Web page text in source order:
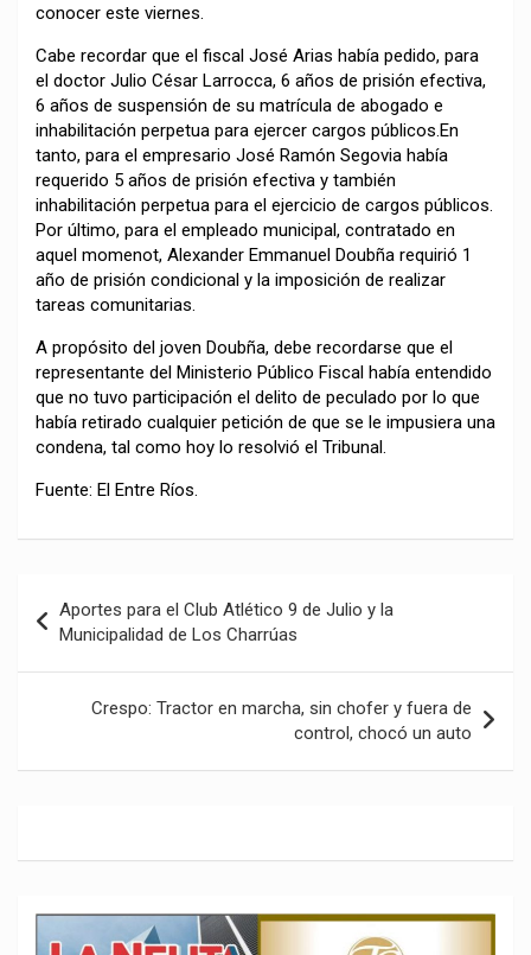
conocer este viernes.
Cabe recordar que el fiscal José Arias había pedido, para
el doctor Julio César Larrocca, 6 años de prisión efectiva,
6 años de suspensión de su matrícula de abogado e
inhabilitación perpetua para ejercer cargos públicos.En
tanto, para el empresario José Ramón Segovia había
requerido 5 años de prisión efectiva y también
inhabilitación perpetua para el ejercicio de cargos públicos.
Por último, para el empleado municipal, contratado en
aquel momenot, Alexander Emmanuel Doubña requirió 1
año de prisión condicional y la imposición de realizar
tareas comunitarias.
A propósito del joven Doubña, debe recordarse que el
representante del Ministerio Público Fiscal había entendido
que no tuvo participación el delito de peculado por lo que
había retirado cualquier petición de que se le impusiera una
condena, tal como hoy lo resolvió el Tribunal.
Fuente: El Entre Ríos.
de
entradas
Aportes para el Club Atlético 9 de Julio y la
Municipalidad de Los Charrúas
Crespo: Tractor en marcha, sin chofer y fuera de
control, chocó un auto